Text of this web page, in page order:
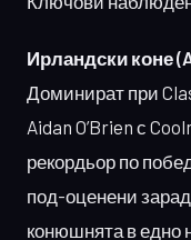
Ирландски коне
Доминират при
Aidan O’Brien с
рекордьор по
под-оценени
конюшнята в едно